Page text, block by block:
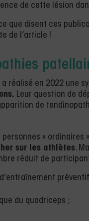
de cette lésion
que disent ces
de l’article !
réalisé en 2022 une
Leur question de
de
« ordinaires
sur les athlètes.
réduit de
d’entraînement
du quadriceps ;